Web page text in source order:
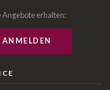
Angebote erhalten: